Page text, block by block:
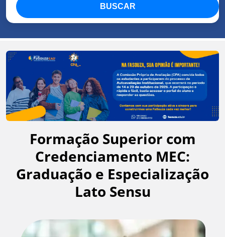
BUSCAR
Formação Superior com
Credenciamento MEC:
Graduação e Especialização
Lato Sensu